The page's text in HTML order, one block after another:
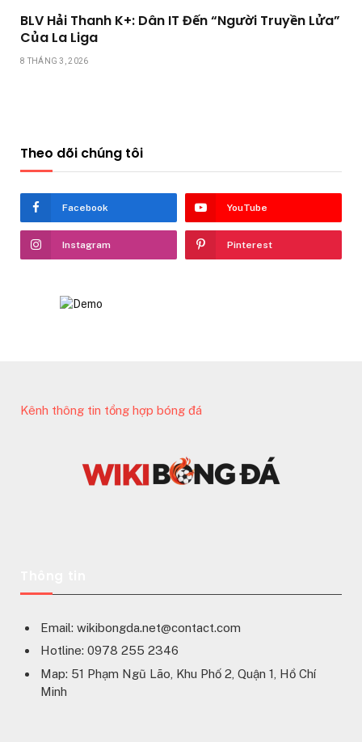
BLV Hải Thanh K+: Dân IT Đến “Người Truyền Lửa”
Của La Liga
8 THÁNG 3, 2026
Theo dõi chúng tôi
Facebook YouTube
Instagram Pinterest
Kênh thông tin tổng hợp bóng đá
Email: wikibongda.net@contact.com
Hotline: 0978 255 2346
Map: 51 Phạm Ngũ Lão, Khu Phố 2, Quận 1, Hồ Chí
Minh